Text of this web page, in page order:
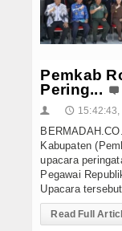
Pemkab
Pering...
👤 🕔
Kabupaten
upacara
Pegawai
Upacara
Read Full